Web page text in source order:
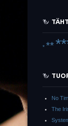
* **
No
The